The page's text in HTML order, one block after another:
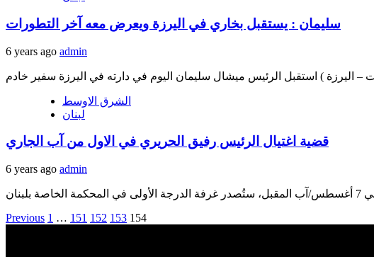
سليمان : يستقبل بخاري في اليرزة ويعرض معه آخر التطورات
6 years ago admin
الشرق الاوسط
لبنان
قضية اغتيال الرئيس رفيق الحريري في الاول من آب الجاري
6 years ago admin
Posts
Previous 1 … 151 152 153 154